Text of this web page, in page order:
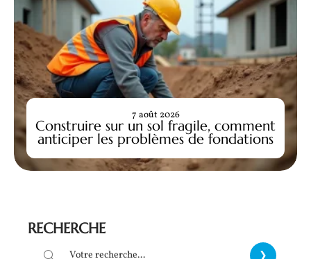
Construire sur un sol fragile, comment
anticiper les problèmes de fondations
7 août 2026
RECHERCHE